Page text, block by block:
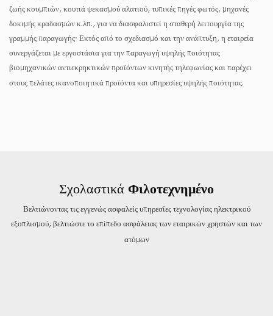
ζωής κουμπιών, κουτιά ψεκασμού αλατιού, τυπικές πηγές φωτός, μηχανές
δοκιμής κραδασμών κ.λπ., για να διασφαλιστεί η σταθερή λειτουργία της
γραμμής παραγωγής· Εκτός από το σχεδιασμό και την ανάπτυξη, η εταιρεία
συνεργάζεται με εργοστάσια για την παραγωγή υψηλής ποιότητας
βιομηχανικών αντιεκρηκτικών προϊόντων κινητής τηλεφωνίας και παρέχει
στους πελάτες ικανοποιητικά προϊόντα και υπηρεσίες υψηλής ποιότητας.
Σχολαστικά Φιλοτεχνημένο
Βελτιώνοντας τις εγγενώς ασφαλείς υπηρεσίες τεχνολογίας ηλεκτρικού
εξοπλισμού, βελτιώστε το επίπεδο ασφάλειας των εταιρικών χρηστών και των
ατόμων